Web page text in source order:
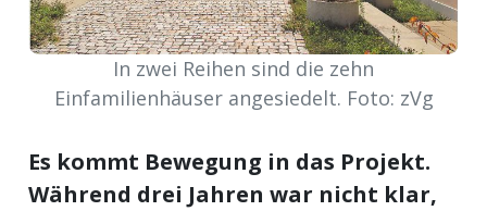
In zwei Reihen sind die zehn
Einfamilienhäuser angesiedelt. Foto: zVg
Es kommt Bewegung in das Projekt.
Während drei Jahren war nicht klar,